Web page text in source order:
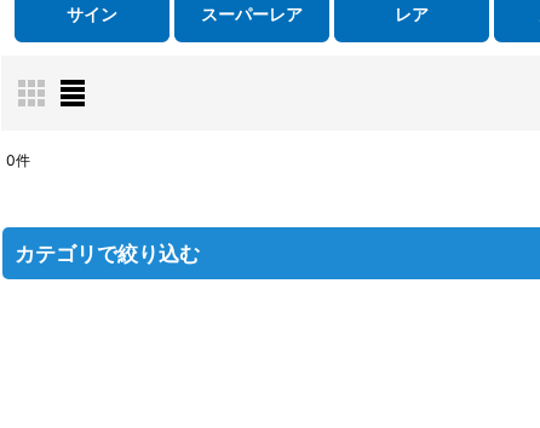
サイン スーパーレア レア
在庫あり
0件
カテゴリで絞り込む